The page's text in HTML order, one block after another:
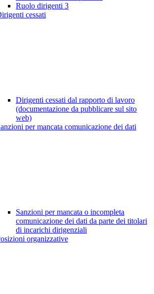
Ruolo dirigenti 3
cessati
Dirigenti cessati dal rapporto di lavoro
(documentazione da pubblicare sul sito
web)
per mancata comunicazione dei dati
Sanzioni per mancata o incompleta
comunicazione dei dati da parte dei titolari
di incarichi dirigenziali
organizzative